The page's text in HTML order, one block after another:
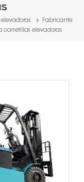
Fabricante
carretillas elevadoras